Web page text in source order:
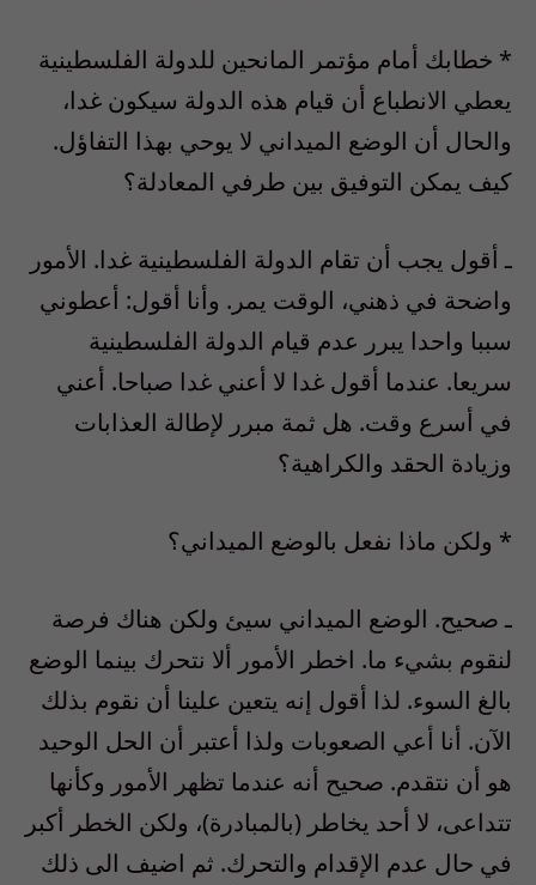
* خطابك أمام مؤتمر المانحين للدولة الفلسطينية
يعطي الانطباع أن قيام هذه الدولة سيكون غدا،
والحال أن الوضع الميداني لا يوحي بهذا التفاؤل.
كيف يمكن التوفيق بين طرفي المعادلة؟
ـ أقول يجب أن تقام الدولة الفلسطينية غدا. الأمور
واضحة في ذهني، الوقت يمر. وأنا أقول: أعطوني
سببا واحدا يبرر عدم قيام الدولة الفلسطينية
سريعا. عندما أقول غدا لا أعني غدا صباحا. أعني
في أسرع وقت. هل ثمة مبرر لإطالة العذابات
وزيادة الحقد والكراهية؟
* ولكن ماذا نفعل بالوضع الميداني؟
ـ صحيح. الوضع الميداني سيئ ولكن هناك فرصة
لنقوم بشيء ما. اخطر الأمور ألا نتحرك بينما الوضع
بالغ السوء. لذا أقول إنه يتعين علينا أن نقوم بذلك
الآن. أنا أعي الصعوبات ولذا أعتبر أن الحل الوحيد
هو أن نتقدم. صحيح أنه عندما تظهر الأمور وكأنها
تتداعى، لا أحد يخاطر (بالمبادرة)، ولكن الخطر أكبر
في حال عدم الإقدام والتحرك. ثم اضيف الى ذلك